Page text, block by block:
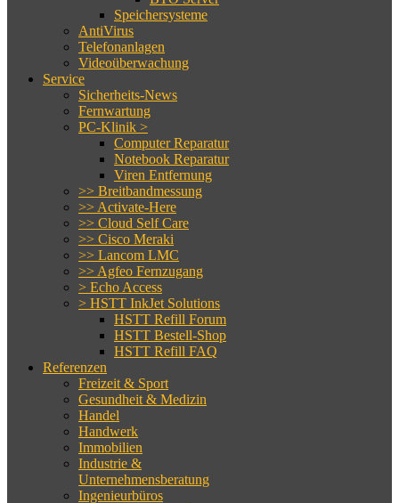
Speichersysteme
AntiVirus
Telefonanlagen
Videoüberwachung
Service
Sicherheits-News
Fernwartung
PC-Klinik >
Computer Reparatur
Notebook Reparatur
Viren Entfernung
>> Breitbandmessung
>> Activate-Here
>> Cloud Self Care
>> Cisco Meraki
>> Lancom LMC
>> Agfeo Fernzugang
> Echo Access
> HSTT InkJet Solutions
HSTT Refill Forum
HSTT Bestell-Shop
HSTT Refill FAQ
Referenzen
Freizeit & Sport
Gesundheit & Medizin
Handel
Handwerk
Immobilien
Industrie &
Unternehmensberatung
Ingenieurbüros